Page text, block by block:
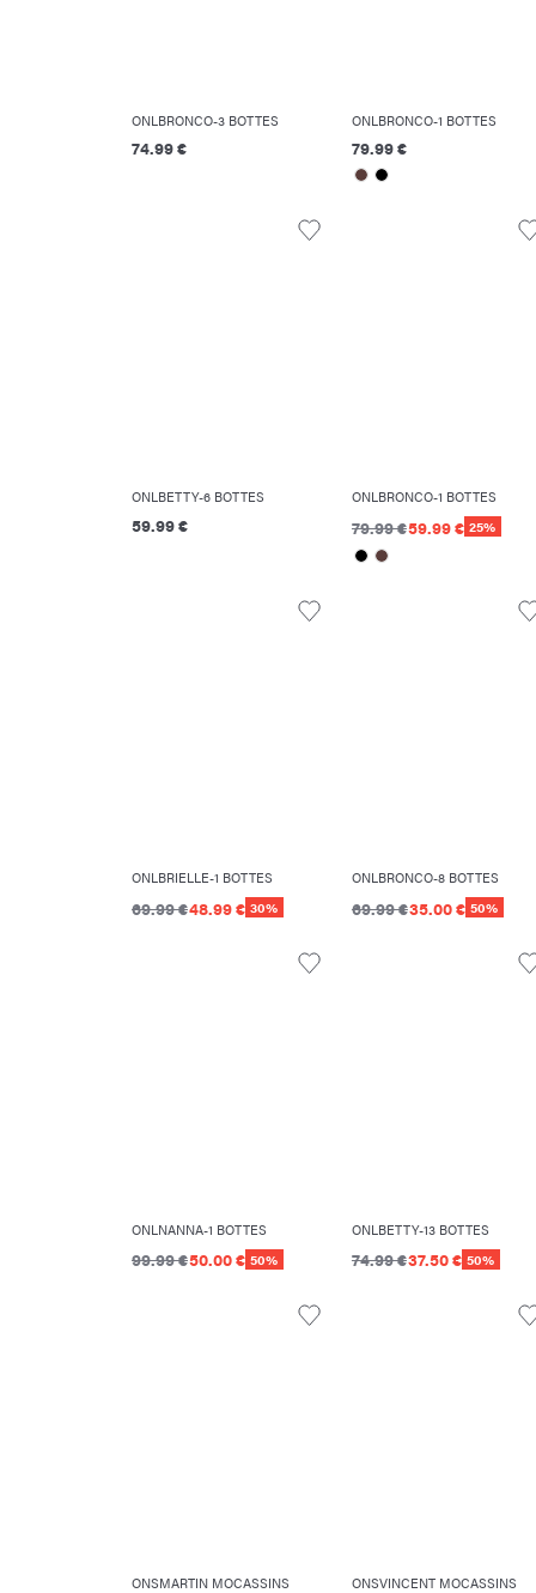
ONLBRONCO-3 BOTTES
74.99 €
ONLBRONCO-1 BOTTES
79.99 €
ONLBETTY-6 BOTTES
59.99 €
ONLBRONCO-1 BOTTES
79.99 €59.99 € 25%
ONLBRIELLE-1 BOTTES
69.99 €48.99 € 30%
ONLBRONCO-8 BOTTES
69.99 €35.00 € 50%
ONLNANNA-1 BOTTES
99.99 €50.00 € 50%
ONLBETTY-13 BOTTES
74.99 €37.50 € 50%
ONSMARTIN MOCASSINS ONSVINCENT MOCASSINS